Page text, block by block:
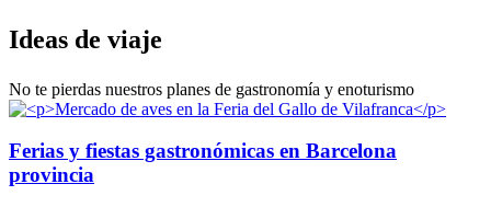
Ideas de viaje
No te pierdas nuestros planes de gastronomía y enoturismo
Ferias y fiestas gastronómicas en Barcelona
provincia